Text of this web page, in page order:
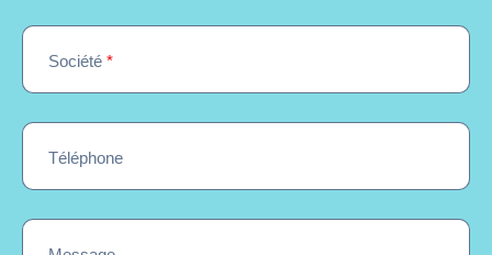
Société *
Téléphone